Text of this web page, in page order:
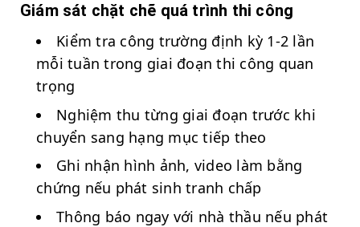
Giám sát chặt chẽ quá trình thi công
Kiểm tra công trường định kỳ 1-2 lần
mỗi tuần trong giai đoạn thi công quan
trọng
Nghiệm thu từng giai đoạn trước khi
chuyển sang hạng mục tiếp theo
Ghi nhận hình ảnh, video làm bằng
chứng nếu phát sinh tranh chấp
Thông báo ngay với nhà thầu nếu phát